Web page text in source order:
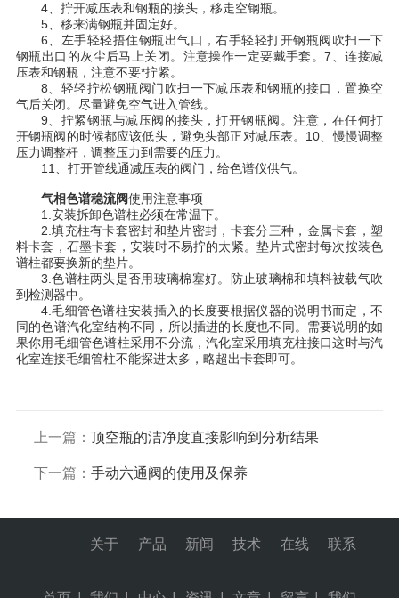
4、拧开减压表和钢瓶的接头，移走空钢瓶。
5、移来满钢瓶并固定好。
6、左手轻轻捂住钢瓶出气口，右手轻轻打开钢瓶阀吹扫一下
钢瓶出口的灰尘后马上关闭。注意操作一定要戴手套。7、连接减
压表和钢瓶，注意不要*拧紧。
8、轻轻拧松钢瓶阀门吹扫一下减压表和钢瓶的接口，置换空
气后关闭。尽量避免空气进入管线。
9、拧紧钢瓶与减压阀的接头，打开钢瓶阀。注意，在任何打
开钢瓶阀的时候都应该低头，避免头部正对减压表。10、慢慢调整
压力调整杆，调整压力到需要的压力。
11、打开管线通减压表的阀门，给色谱仪供气。
气相色谱稳流阀使用注意事项
1.安装拆卸色谱柱必须在常温下。
2.填充柱有卡套密封和垫片密封，卡套分三种，金属卡套，塑
料卡套，石墨卡套，安装时不易拧的太紧。垫片式密封每次按装色
谱柱都要换新的垫片。
3.色谱柱两头是否用玻璃棉塞好。防止玻璃棉和填料被载气吹
到检测器中。
4.毛细管色谱柱安装插入的长度要根据仪器的说明书而定，不
同的色谱汽化室结构不同，所以插进的长度也不同。需要说明的如
果你用毛细管色谱柱采用不分流，汽化室采用填充柱接口这时与汽
化室连接毛细管柱不能探进太多，略超出卡套即可。
上一篇： 顶空瓶的洁净度直接影响到分析结果
下一篇： 手动六通阀的使用及保养
关于 产品 新闻 技术 在线 联系